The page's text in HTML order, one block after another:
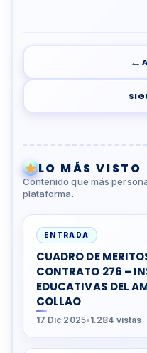
←
LO MÁS VISTO
Contenido que más
plataforma.
ENTRADA
CUADRO DE
CONTRATO 276 –
EDUCATIVAS DEL
COLLAO
17 Dic 2025•1.284 vistas